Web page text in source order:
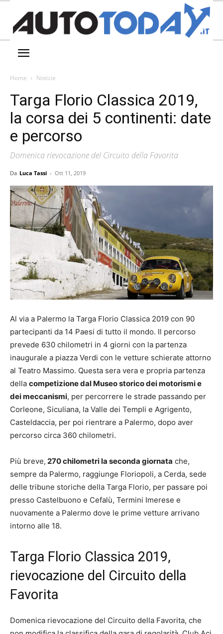
Home Notizie
Targa Florio Classica 2019,
la corsa dei 5 continenti: date
e percorso
Domenica rievocazione del Circuito della Favorita
Da Luca Tassi - Ott 11, 2019
Al via a Palermo la Targa Florio Classica 2019 con 90
partecipanti da 14 Paesi di tutto il mondo. Il percorso
prevede 630 chilometri in 4 giorni con la partenza
inaugurale a piazza Verdi con le vetture schierate attorno
al Teatro Massimo. Questa sera vera e propria partenza
della competizione dal Museo storico dei motorismi e
dei meccanismi, per percorrere le strade passando per
Corleone, Siculiana, la Valle dei Templi e Agrigento,
Casteldaccia, per poi rientrare a Palermo, dopo aver
percorso circa 360 chilometri.
Più breve, 270 chilometri la seconda giornata che,
sempre da Palermo, raggiunge Floriopoli, a Cerda, sede
delle tribune storiche della Targa Florio, per passare poi
presso Castelbuono e Cefalù, Termini Imerese e
nuovamente a Palermo dove le prime vetture arrivano
intorno alle 18.
Targa Florio Classica 2019,
rievocazione del Circuito della
Favorita
Domenica rievocazione del Circuito della Favorita, che